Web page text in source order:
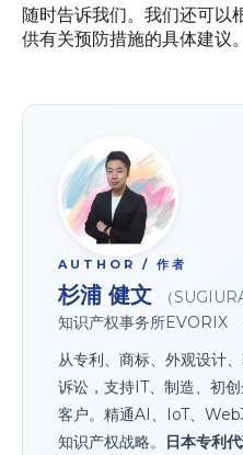
随时告诉我们。我们还可以
供有关预防措施的具体建议。
AUTHOR / 作者
杉浦 健文
（
知识产权事务所EVORIX
从专利、商标、外观设计
诉讼，支持IT、制造、初
客户。精通AI、IoT、
知识产权战略。
日本专利